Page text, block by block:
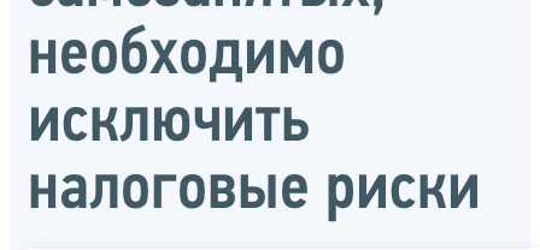
необходимо
исключить
налоговые риски